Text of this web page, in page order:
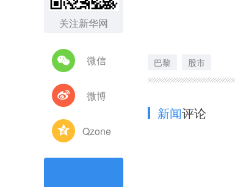
关注新华网
微信
微博
Qzone
巴黎 股市
新闻评论